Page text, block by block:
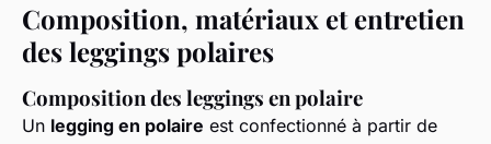
Composition, matériaux et entretien
des leggings polaires
Composition des leggings en polaire
Un legging en polaire est confectionné à partir de